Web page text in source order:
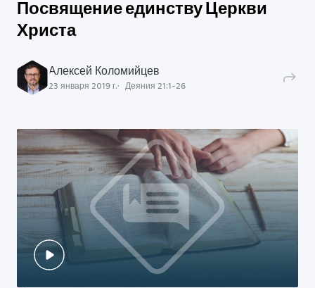
Посвящение единству Церкви
Христа
Алексей Коломийцев
23 января 2019 г. Деяния 21:1-26